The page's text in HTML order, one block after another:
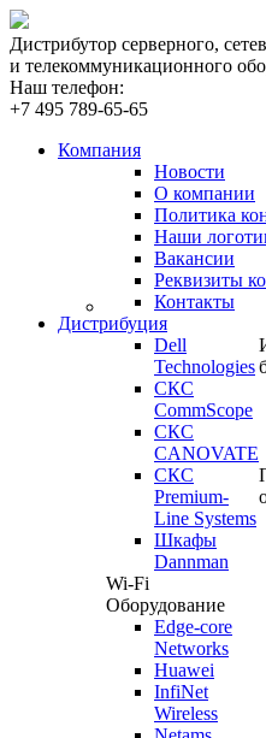
Дистрибутор серверного,
и телекоммуникационного
Наш телефон:
+7 495 789-65-65
Компания
Новости
О компании
Политика
Наши
Вакансии
Реквизиты
Контакты
Дистрибуция
Dell
Technologies
СКС
CommScope
СКС
CANOVATE
СКС
Premium-
Line Systems
Шкафы
Dannman
Wi-Fi
Оборудование
Edge-core
Networks
Huawei
InfiNet
Wireless